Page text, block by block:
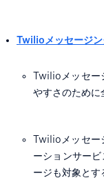
Twilioメッセージ
Twilioメッセー
やすさのために
Twilioメッセー
ーションサー
ージも対象とす